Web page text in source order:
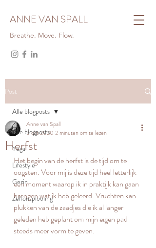
ANNE VAN SPALL
Breathe. Move. Flow.
Post
Alle blogposts
Yoga
Lifestyle
Gezin
Zelfontplooiing
Alle blogposts
Herfst
Anne van Spall
3 okt 2020 2 minuten om te lezen
Het begin van de herfst is de tijd om te
oogsten. Voor mij is deze tijd heel letterlijk
een moment waarop ik in praktijk kan gaan
brengen wat ik heb geleerd. Vruchten kan
plukken van de zaadjes die ik al langer
geleden heb geplant om mijn eigen pad
steeds meer vorm te geven.